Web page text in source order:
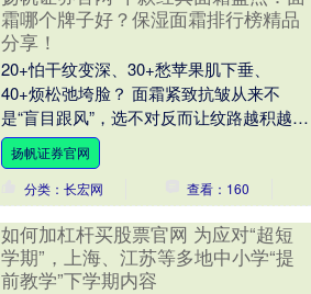
霜哪个牌子好？保湿面霜排行榜精品
分享！
20+怕干纹变深、30+愁苹果肌下垂、
40+烦松弛垮脸？ 面霜紧致抗皱从来不
是“盲目跟风”，选不对反而让纹路越积越
深！ ▼选购常见问题： ——“贵价面霜没
效果？....
扬帆证券官网
分类：长宏网
查看：160
如何加杠杆买股票官网 为应对“超短
学期”，上海、江苏等多地中小学“提
前教学”下学期内容